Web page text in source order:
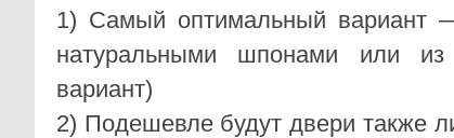
1) Самый оптимальный
натуральными шпонами или
вариант)
2) Подешевле будут двери также